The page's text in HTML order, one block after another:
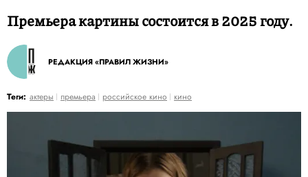
Премьера картины состоится в 2025 году.
РЕДАКЦИЯ «ПРАВИЛ ЖИЗНИ»
Теги: актеры премьера российское кино кино